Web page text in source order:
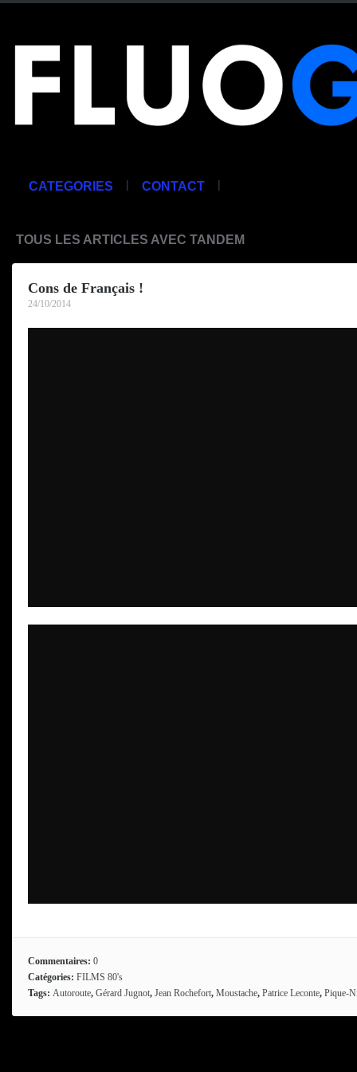
CATEGORIES | CONTACT |
TOUS LES ARTICLES AVEC TANDEM
Cons de Français !
24/10/2014
Commentaires: 0
Catégories: FILMS 80's
Tags: Autoroute, Gérard Jugnot, Jean Rochefort, Moustache, Patrice Leconte, Pique-